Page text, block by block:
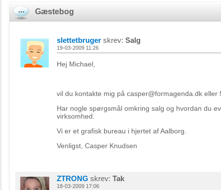
Gæstebog
slettetbruger skrev: Salg
19-03-2009 11:26
Hej Michael,
vil du kontakte mig på casper@formagenda.dk eller
Har nogle spørgsmål omkring salg og hvordan du
virksomhed.
Vi er et grafisk bureau i hjertet af Aalborg.
Venligst, Casper Knudsen
ZTRONG skrev: Tak
18-03-2009 17:06